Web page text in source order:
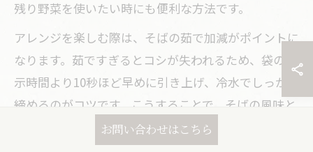
残り野菜を使いたい時にも便利な方法です。
アレンジを楽しむ際は、そばの茹で加減がポイントに
なります。茹ですぎるとコシが失われるため、袋の表
示時間より10秒ほど早めに引き上げ、冷水でしっかり
締めるのがコツです。こうすることで、そばの風味と
食感を最大限に引き出せます。
お問い合わせはこちら